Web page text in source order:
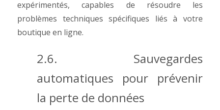
expérimentés, capables de résoudre les
problèmes techniques spécifiques liés à votre
boutique en ligne.
2.6. Sauvegardes
automatiques pour prévenir
la perte de données